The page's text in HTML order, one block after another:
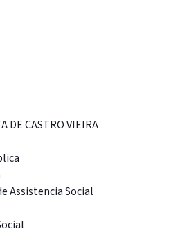
DE CASTRO VIEIRA
Assistencia Social